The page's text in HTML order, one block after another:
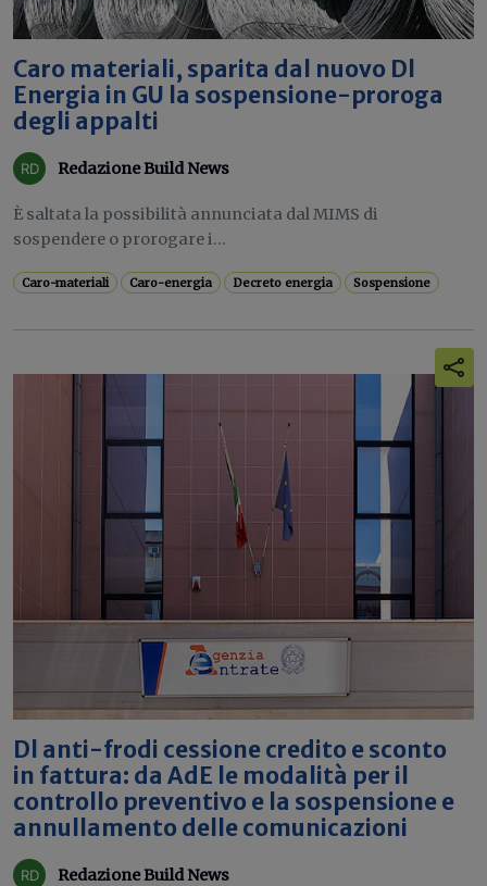
Caro materiali, sparita dal nuovo Dl
Energia in GU la sospensione-proroga
degli appalti
Redazione Build News
È saltata la possibilità annunciata dal MIMS di
sospendere o prorogare i...
Caro-materiali Caro-energia Decreto energia Sospensione
Dl anti-frodi cessione credito e sconto
in fattura: da AdE le modalità per il
controllo preventivo e la sospensione e
annullamento delle comunicazioni
Redazione Build News